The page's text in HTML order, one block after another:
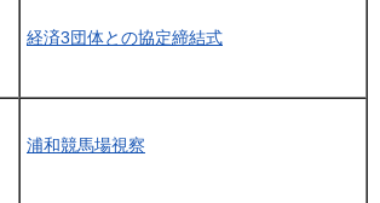
経済3団体との協定締結式
浦和競馬場視察